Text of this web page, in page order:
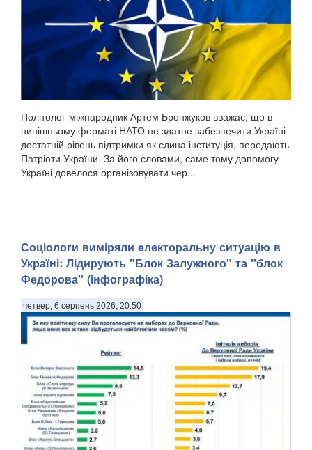
Політолог-міжнародник Артем Бронжуков вважає, що в
нинішньому форматі НАТО не здатне забезпечити Україні
достатній рівень підтримки як єдина інституція, передають
Патріоти України. За його словами, саме тому допомогу
Україні довелося організовувати чер...
Соціологи виміряли електоральну ситуацію в
Україні: ​Лідирують "Блок Залужного" та "блок
Федорова" (інфографіка)
четвер, 6 серпень 2026, 20:50